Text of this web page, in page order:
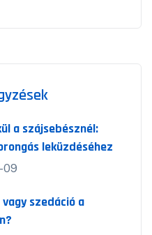
a szájsebésznél:
leküzdéséhez
09
szedáció a